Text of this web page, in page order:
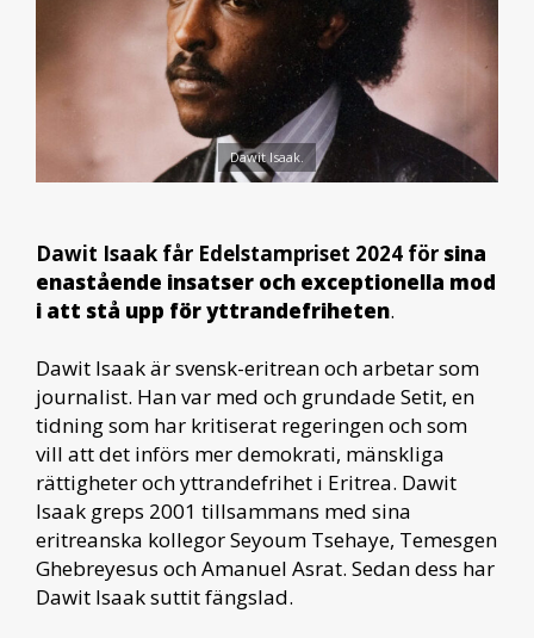
Dawit Isaak.
Dawit Isaak får Edelstampriset 2024 för sina
enastående insatser och exceptionella mod
i att stå upp för yttrandefriheten.
Dawit Isaak är svensk-eritrean och arbetar som
journalist. Han var med och grundade Setit, en
tidning som har kritiserat regeringen och som
vill att det införs mer demokrati, mänskliga
rättigheter och yttrandefrihet i Eritrea. Dawit
Isaak greps 2001 tillsammans med sina
eritreanska kollegor Seyoum Tsehaye, Temesgen
Ghebreyesus och Amanuel Asrat. Sedan dess har
Dawit Isaak suttit fängslad.